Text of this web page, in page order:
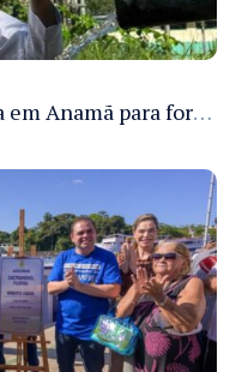
Cosama inicia força-tarefa em Anamã para fortalecer abastecimento de água e segurança hídrica da população